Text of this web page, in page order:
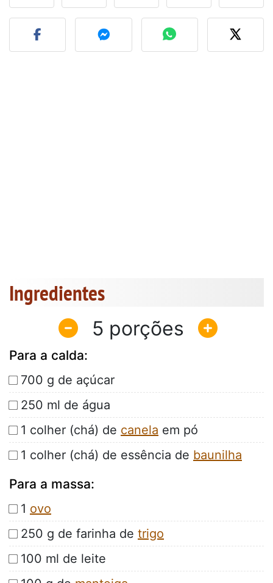
Fez esta receita?
Ingredientes
5
Para a calda:
700 g de açúcar
250 ml de água
1 colher (chá) de canela em pó
1 colher (chá) de essência de baunilha
Para a massa:
1 ovo
250 g de farinha de trigo
100 ml de leite